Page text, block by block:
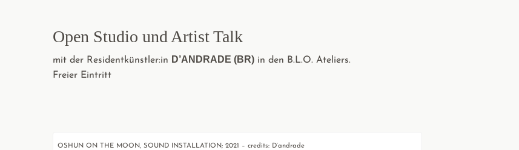
Open Studio und Artist Talk
mit der Residentkünstler:in D’ANDRADE (BR) in den B.L.O. Ateliers.
Freier Eintritt
OSHUN ON THE MOON, SOUND INSTALLATION; 2021 – credits: D’andrade